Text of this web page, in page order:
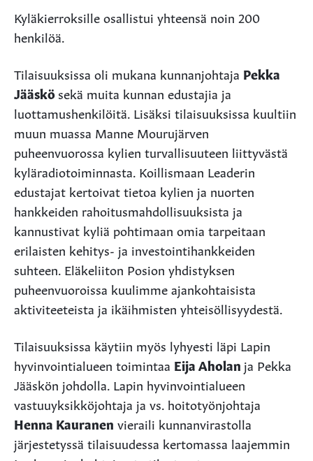
Kyläkierroksille osallistui yhteensä noin 200
henkilöä.
Tilaisuuksissa oli mukana kunnanjohtaja Pekka
Jääskösekä muita kunnan edustajia ja
luottamushenkilöitä. Lisäksi tilaisuuksissa kuultiin
muun muassa Manne Mourujärven
puheenvuorossa kylien turvallisuuteen liittyvästä
kyläradiotoiminnasta. Koillismaan Leaderin
edustajat kertoivat tietoa kylien ja nuorten
hankkeiden rahoitusmahdollisuuksista ja
kannustivat kyliä pohtimaan omia tarpeitaan
erilaisten kehitys- ja investointihankkeiden
suhteen. Eläkeliiton Posion yhdistyksen
puheenvuoroissa kuulimme ajankohtaisista
aktiviteeteista ja ikäihmisten yhteisöllisyydestä.
Tilaisuuksissa käytiin myös lyhyesti läpi Lapin
hyvinvointialueen toimintaa Eija Aholan ja Pekka
Jääskön johdolla. Lapin hyvinvointialueen
vastuuyksikköjohtaja ja vs. hoitotyönjohtaja
Henna Kauranen vieraili kunnanvirastolla
järjestetyssä tilaisuudessa kertomassa laajemmin